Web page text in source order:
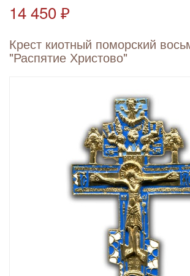
14 450 ₽
Крест киотный поморский
"Распятие Христово"